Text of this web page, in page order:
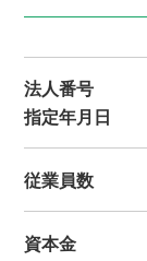
法人番号
指定年月日
従業員数
資本金